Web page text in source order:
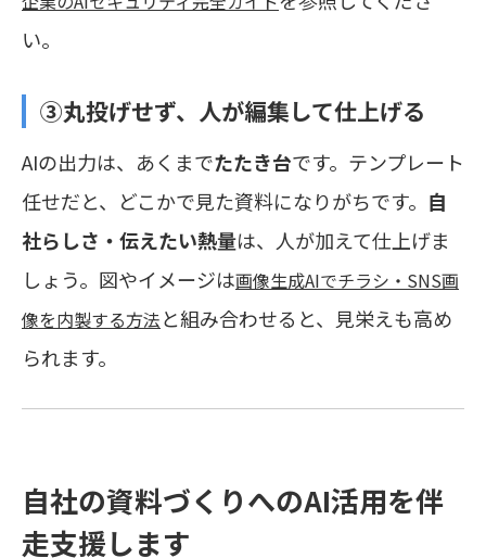
い。
③丸投げせず、人が編集して仕上げる
AIの出力は、あくまでたたき台です。テンプレート
任せだと、どこかで見た資料になりがちです。 自
社らしさ・伝えたい熱量は、人が加えて仕上げま
しょう。図やイメージは画像生成AIでチラシ・SNS画
像を内製する方法と組み合わせると、見栄えも高め
られます。
自社の資料づくりへのAI活用を伴
走支援します